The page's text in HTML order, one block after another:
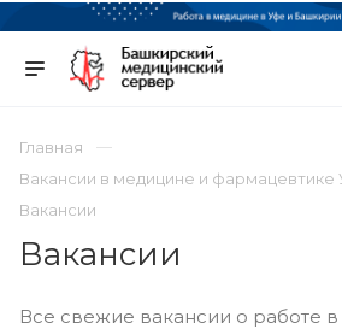
Главная
Вакансии в медицине и фармацевтике
Вакансии
Вакансии
Все свежие вакансии о работе